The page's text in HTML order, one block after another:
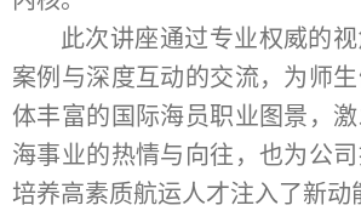
此次讲座通过专业权威的
案例与深度互动的交流，为师
体丰富的国际海员职业图景，
海事业的热情与向往，也为公司
培养高素质航运人才注入了新动